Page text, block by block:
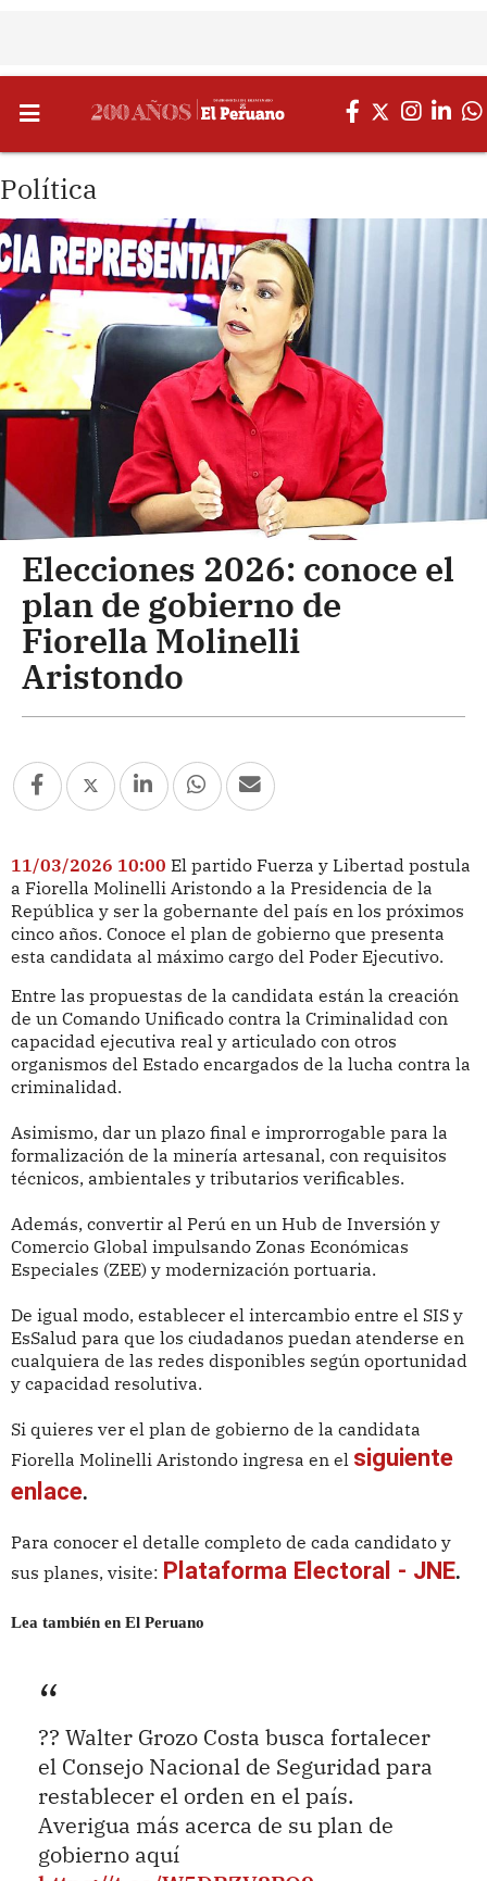
Política
Elecciones 2026: conoce el
plan de gobierno de
Fiorella Molinelli
Aristondo
11/03/2026 10:00 El partido Fuerza y Libertad postula
a Fiorella Molinelli Aristondo a la Presidencia de la
República y ser la gobernante del país en los próximos
cinco años. Conoce el plan de gobierno que presenta
esta candidata al máximo cargo del Poder Ejecutivo.
Entre las propuestas de la candidata están la creación
de un Comando Unificado contra la Criminalidad con
capacidad ejecutiva real y articulado con otros
organismos del Estado encargados de la lucha contra la
criminalidad.
Asimismo, dar un plazo final e improrrogable para la
formalización de la minería artesanal, con requisitos
técnicos, ambientales y tributarios verificables.
Además, convertir al Perú en un Hub de Inversión y
Comercio Global impulsando Zonas Económicas
Especiales (ZEE) y modernización portuaria.
De igual modo, establecer el intercambio entre el SIS y
EsSalud para que los ciudadanos puedan atenderse en
cualquiera de las redes disponibles según oportunidad
y capacidad resolutiva.
Si quieres ver el plan de gobierno de la candidata
Fiorella Molinelli Aristondo ingresa en el siguiente
enlace.
Para conocer el detalle completo de cada candidato y
sus planes, visite: Plataforma Electoral - JNE.
Lea también en El Peruano
?? Walter Grozo Costa busca fortalecer
el Consejo Nacional de Seguridad para
restablecer el orden en el país.
Averigua más acerca de su plan de
gobierno aquí